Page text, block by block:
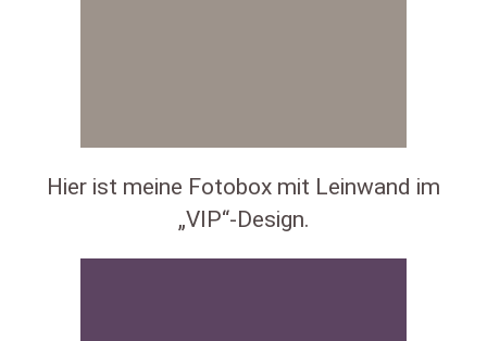
Hier ist meine Fotobox mit Leinwand im
„VIP“-Design.